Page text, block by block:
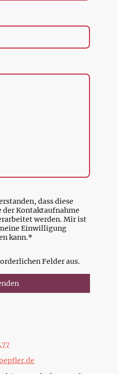
dass diese
der Kontaktaufnahme
werden. Mir ist
Einwilligung
kann.*
Felder aus.